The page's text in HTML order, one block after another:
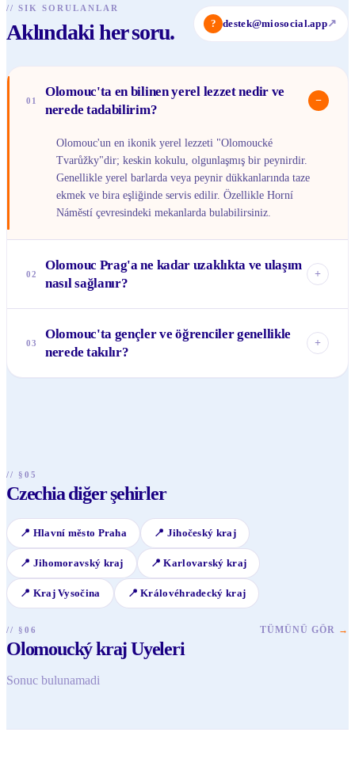
// SIK SORULANLAR
Aklındaki her soru. ? destek@miosocial.app↗
01
Olomouc'ta en bilinen yerel lezzet nedir ve
nerede tadabilirim?
−
Olomouc'un en ikonik yerel lezzeti "Olomoucké
Tvarůžky"dir; keskin kokulu, olgunlaşmış bir peynirdir.
Genellikle yerel barlarda veya peynir dükkanlarında taze
ekmek ve bira eşliğinde servis edilir. Özellikle Horní
Náměstí çevresindeki mekanlarda bulabilirsiniz.
02
Olomouc Prag'a ne kadar uzaklıkta ve ulaşım
nasıl sağlanır?
+
ulaşım yolu trenledir; Prag Ana Tren İstasyonu'ndan (Praha
hlavní nádraží) düzenli, direkt tren seferleri bulunmaktadır
03
Olomouc'ta gençler ve öğrenciler genellikle
nerede takılır?
+
// §05
Czechia diğer şehirler
📍 Hlavní město Praha 📍 Jihočeský kraj
📍 Jihomoravský kraj 📍Karlovarský kraj
📍 Kraj Vysočina 📍Královéhradecký kraj
// §06
Olomoucký kraj Uyeleri
TÜMÜNÜ GÖR →
Sonuc bulunamadi